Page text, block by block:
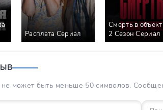
Расплата Сериал
Смерть в
2 Сезон Сериал
может быть меньше 50 символов.